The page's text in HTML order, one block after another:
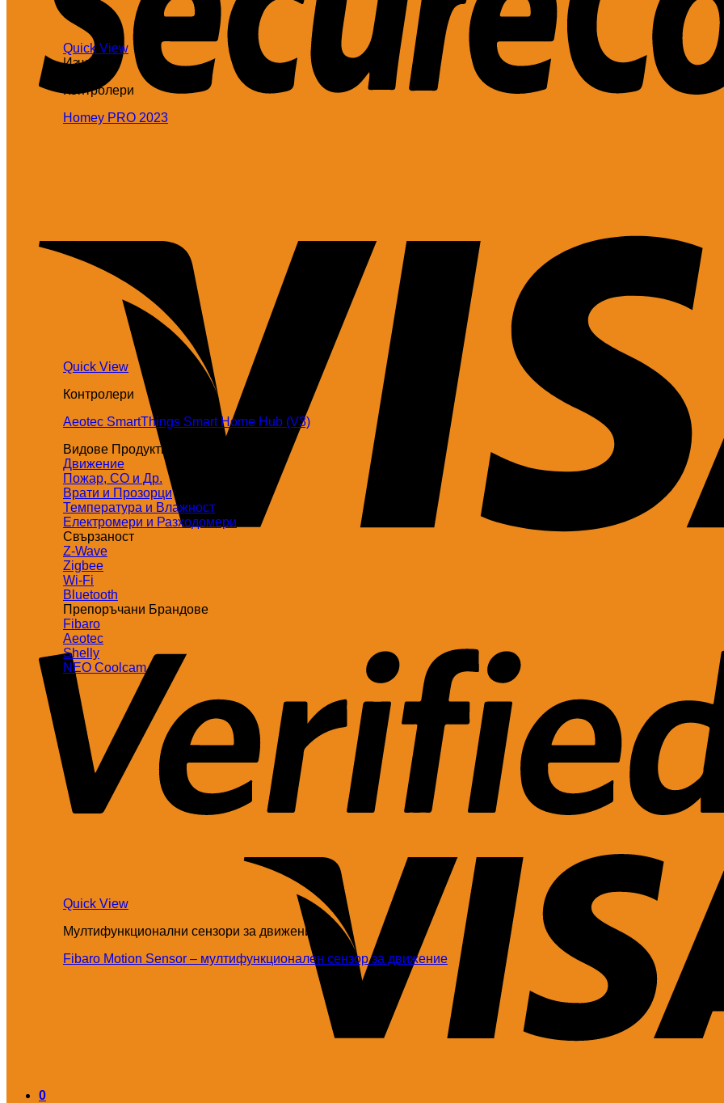
0
Quick View
Изчерпан
Контролери
Homey PRO 2023
Quick View
Контролери
Aeotec SmartThings Smart Home Hub (V3)
Видове Продукти
Движение
Пожар, СО и Др.
Врати и Прозорци
Температура и Влажност
Електромери и Разходомери
Свързаност
Z-Wave
Zigbee
Wi-Fi
Bluetooth
Препоръчани Брандове
Fibaro
Aeotec
Shelly
NEO Coolcam
Quick View
Мултифункционални сензори за движение
Fibaro Motion Sensor – мултифункционален сензор за движение